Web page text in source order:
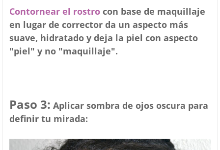
Contornear el rostrocon base de maquillaje
en lugar de corrector da un aspecto más
suave, hidratado y deja la piel con aspecto
"piel" y no "maquillaje".
Paso 3: Aplicar sombra de ojos oscura para
definir tu mirada: